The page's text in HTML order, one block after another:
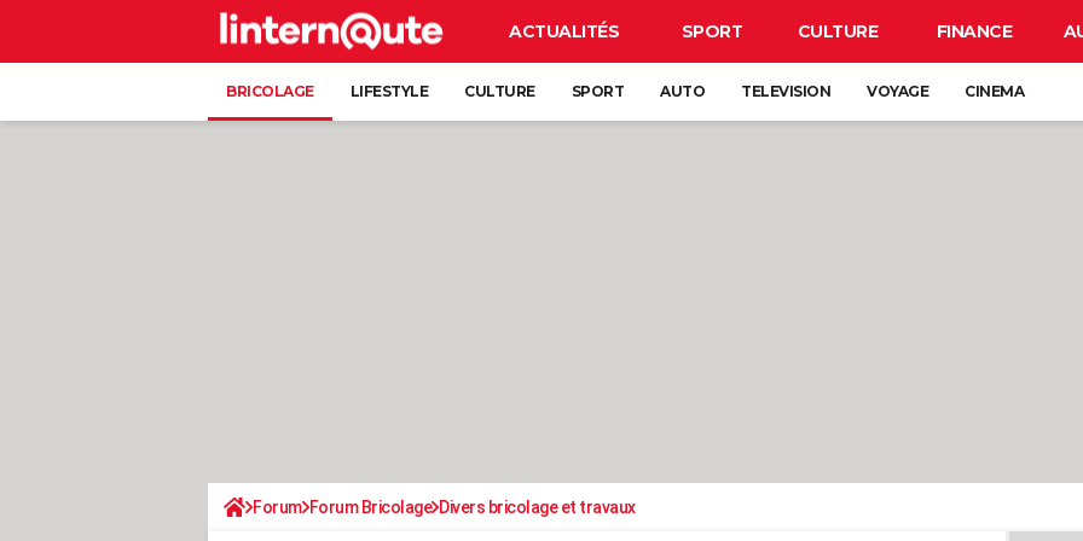
ACTUALITÉS SPORT CULTURE FINANCE
BRICOLAGE LIFESTYLE CULTURE SPORT AUTO TELEVISION VOYAGE CINEMA
Forum Forum Bricolage Divers bricolage et travaux